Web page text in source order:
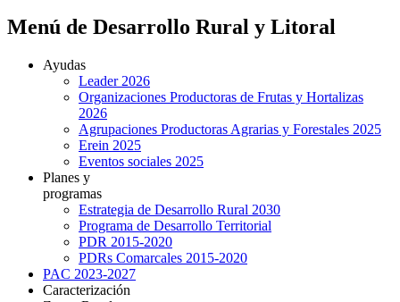
Menú de Desarrollo Rural y Litoral
Ayudas
Leader 2026
Organizaciones Productoras de Frutas y Hortalizas
2026
Agrupaciones Productoras Agrarias y Forestales 2025
Erein 2025
Eventos sociales 2025
Planes y
programas
Estrategia de Desarrollo Rural 2030
Programa de Desarrollo Territorial
PDR 2015-2020
PDRs Comarcales 2015-2020
PAC 2023-2027
Caracterización